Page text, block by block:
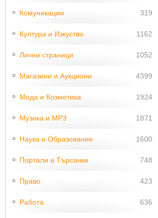
Комуникации 319
Култура и Изкуство 1162
Лични страници 1052
Магазини и Аукциони 4399
Мода и Козметика 1924
Музика и MP3 1871
Наука и Образование 1600
Портали и Търсачки 748
Право 423
Работа 636